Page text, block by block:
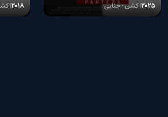
2025اکشن • جنایی 2018